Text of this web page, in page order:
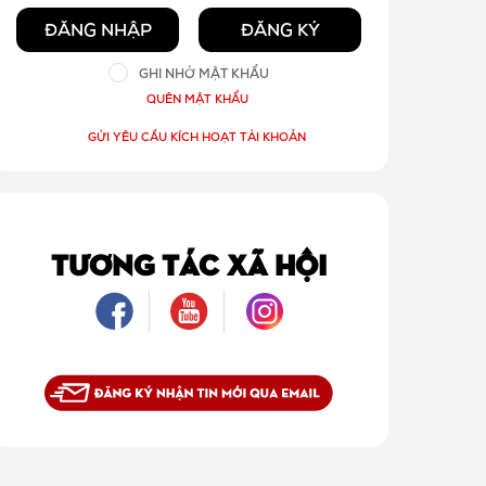
ĐĂNG NHẬP ĐĂNG KÝ
GHI NHỚ MẬT KHẨU
QUÊN MẬT KHẨU
GỬI YÊU CẦU KÍCH HOẠT TÀI KHOẢN
TƯƠNG TÁC XÃ HỘI